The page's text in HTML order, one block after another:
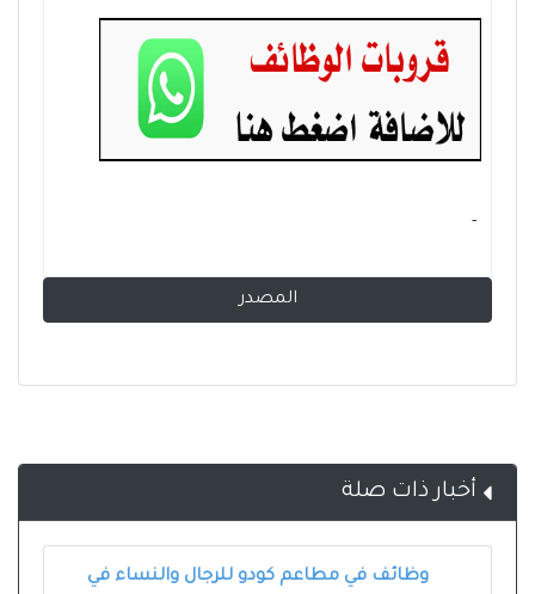
- ‏
المصدر
أخبار ذات صلة
وظائف في مطاعم كودو للرجال والنساء في